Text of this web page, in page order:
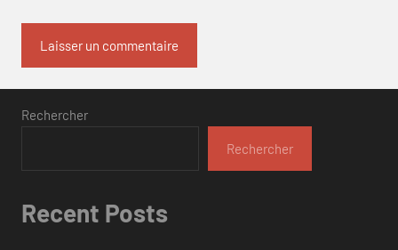
Rechercher
Rechercher
Recent Posts